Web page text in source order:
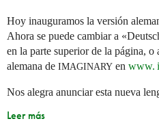
Hoy inauguramos la versión
Ahora se puede cambiar a
en la parte superior de la página,
alemana de IMAGINARY en www.
Nos alegra anunciar esta nueva
Leer más